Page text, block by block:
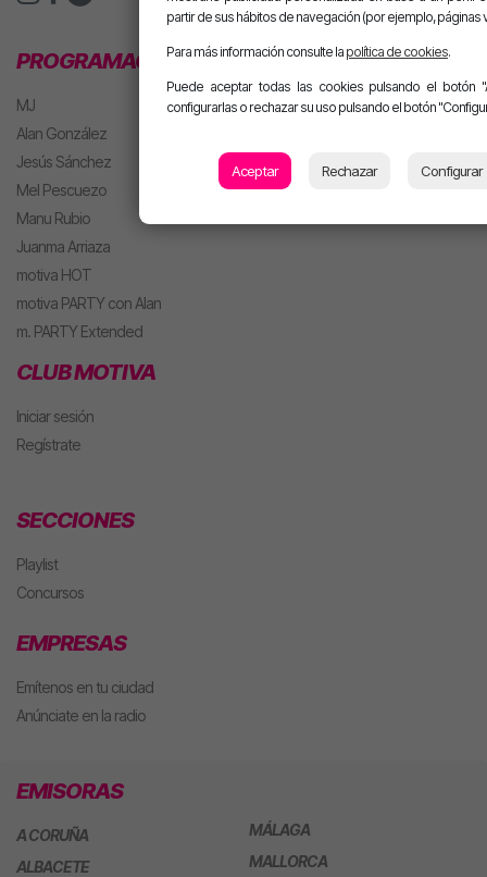
PROGRAMACIÓN
MJ
Alan González
Jesús Sánchez
Mel Pescuezo
Manu Rubio
Juanma Arriaza
motiva HOT
motiva PARTY con Alan
m. PARTY Extended
CLUB MOTIVA
Iniciar sesión
Regístrate
SECCIONES
Playlist
Concursos
EMPRESAS
Emítenos en tu ciudad
Anúnciate en la radio
EMISORAS
A CORUÑA
ALBACETE
MÁLAGA
MALLORCA
partir de sus hábitos de navegación (por ejemplo, páginas
Para más información consulte la política de cookies.
Puede aceptar todas las cookies pulsando el botón
configurarlas o rechazar su uso pulsando el botón
Aceptar Rechazar Configurar